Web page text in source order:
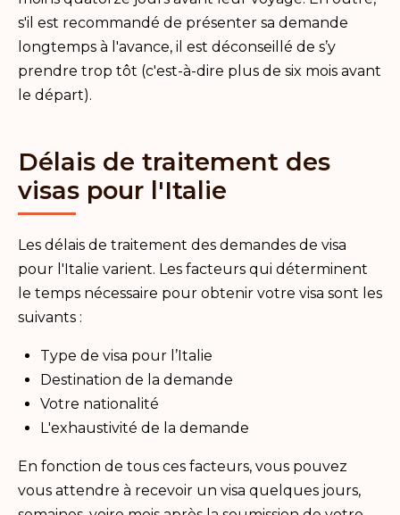
s'il est recommandé de présenter sa demande
longtemps à l'avance, il est déconseillé de s’y
prendre trop tôt (c'est-à-dire plus de six mois avant
le départ).
Délais de traitement des
visas pour l'Italie
Les délais de traitement des demandes de visa
pour l'Italie varient. Les facteurs qui déterminent
le temps nécessaire pour obtenir votre visa sont les
suivants :
Type de visa pour l’Italie
Destination de la demande
Votre nationalité
L'exhaustivité de la demande
En fonction de tous ces facteurs, vous pouvez
vous attendre à recevoir un visa quelques jours,